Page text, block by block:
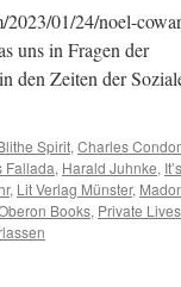
2023/01/24/noel-
uns in Fragen der
den Zeiten der
Spirit, Charles
Fallada, Harald Juhnke,
, Lit Verlag Münster,
Books, Private Lives